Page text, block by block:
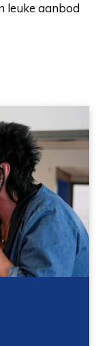
leuke aanbod